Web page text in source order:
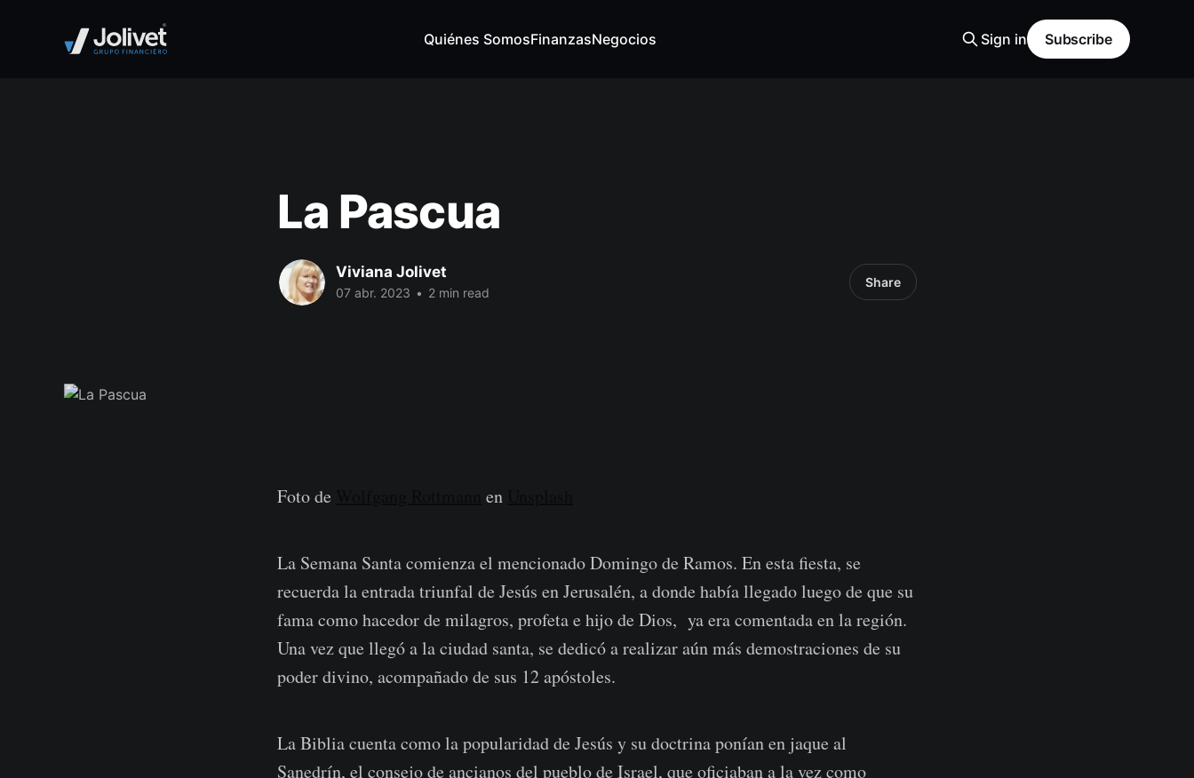
Quiénes SomosFinanzasNegocios Sign in Subscribe
La Pascua
Viviana Jolivet
07 abr. 2023 • 2 min read
Share
Foto de en
La Semana Santa comienza el mencionado Domingo de Ramos. En esta fiesta, se
recuerda la entrada triunfal de Jesús en Jerusalén, a donde había llegado luego de que su
fama como hacedor de milagros, profeta e hijo de Dios, ya era comentada en la región.
Una vez que llegó a la ciudad santa, se dedicó a realizar aún más demostraciones de su
poder divino, acompañado de sus 12 apóstoles.
La Biblia cuenta como la popularidad de Jesús y su doctrina ponían en jaque al
Sanedrín, el consejo de ancianos del pueblo de Israel, que oficiaban a la vez como